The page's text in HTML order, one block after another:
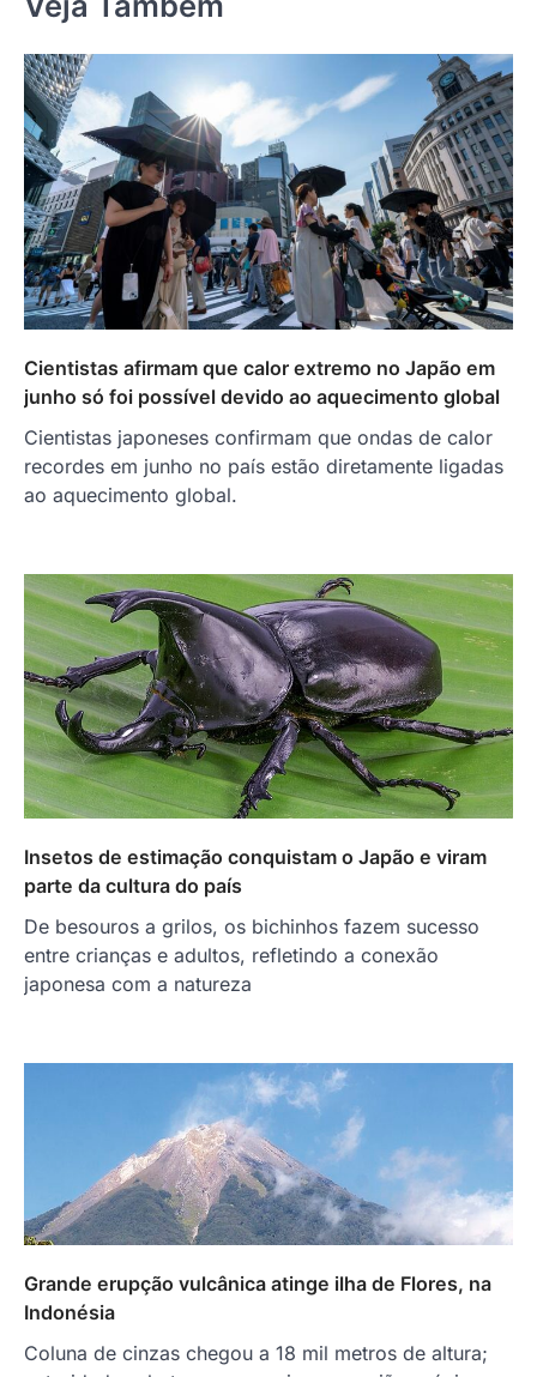
Cientistas afirmam que calor extremo no Japão em
junho só foi possível devido ao aquecimento global
Cientistas japoneses confirmam que ondas de calor
recordes em junho no país estão diretamente ligadas
ao aquecimento global.
Insetos de estimação conquistam o Japão e viram
parte da cultura do país
De besouros a grilos, os bichinhos fazem sucesso
entre crianças e adultos, refletindo a conexão
japonesa com a natureza
Grande erupção vulcânica atinge ilha de Flores, na
Indonésia
Coluna de cinzas chegou a 18 mil metros de altura;